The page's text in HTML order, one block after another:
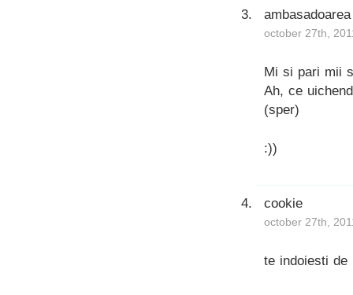
ambasadoarea
october 27th,
Mi si pari mii
Ah, ce
(sper)
:))
cookie
october 27th,
te indoiesti de